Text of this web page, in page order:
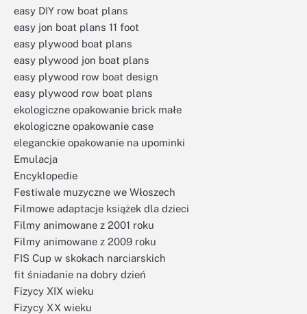
easy DIY row boat plans
easy jon boat plans 11 foot
easy plywood boat plans
easy plywood jon boat plans
easy plywood row boat design
easy plywood row boat plans
ekologiczne opakowanie brick małe
ekologiczne opakowanie case
eleganckie opakowanie na upominki
Emulacja
Encyklopedie
Festiwale muzyczne we Włoszech
Filmowe adaptacje książek dla dzieci
Filmy animowane z 2001 roku
Filmy animowane z 2009 roku
FIS Cup w skokach narciarskich
fit śniadanie na dobry dzień
Fizycy XIX wieku
Fizycy XX wieku